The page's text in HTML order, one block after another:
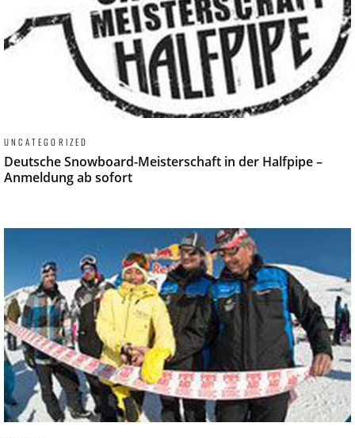
UNCATEGORIZED
Deutsche Snowboard-Meisterschaft in der Halfpipe –
Anmeldung ab sofort